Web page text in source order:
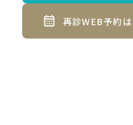
再診WEB予約は